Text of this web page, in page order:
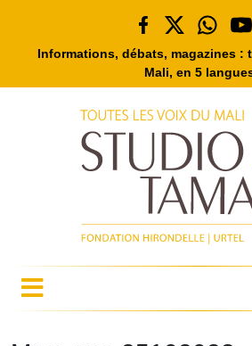
Informations, débats, magazines :
Mali, en 5